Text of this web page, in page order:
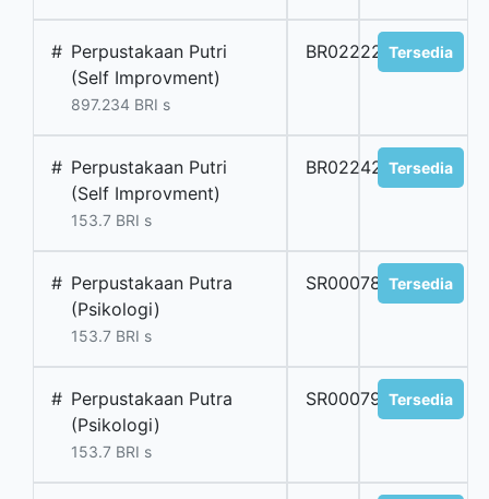
# Perpustakaan Putri
(Self Improvment)
897.234 BRI s
BR022228Tersedia
# Perpustakaan Putri
(Self Improvment)
153.7 BRI s
BR022422Tersedia
# Perpustakaan Putra
(Psikologi)
153.7 BRI s
SR0007867Tersedia
# Perpustakaan Putra
(Psikologi)
153.7 BRI s
SR0007908Tersedia